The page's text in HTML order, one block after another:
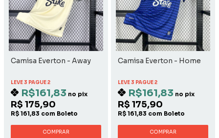
Camisa Everton - Away
LEVE 3 PAGUE 2
R$161,83 no pix
R$ 175,90
R$ 161,83 com Boleto
COMPRAR
Camisa Everton - Home
LEVE 3 PAGUE 2
R$161,83 no pix
R$ 175,90
R$ 161,83 com Boleto
COMPRAR